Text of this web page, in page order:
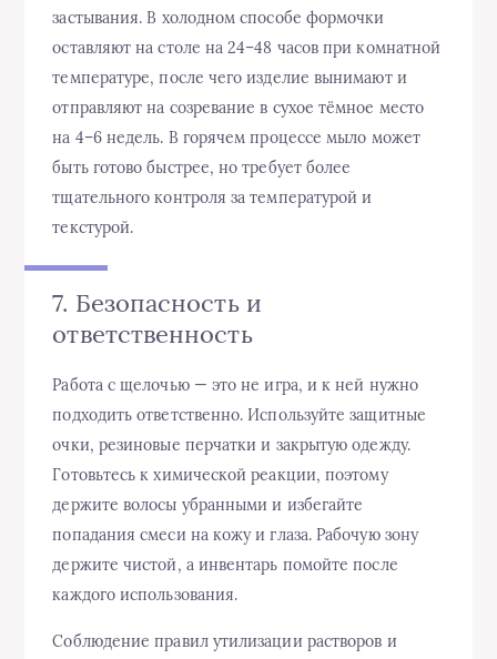
застывания. В холодном способе формочки
оставляют на столе на 24–48 часов при комнатной
температуре, после чего изделие вынимают и
отправляют на созревание в сухое тёмное место
на 4–6 недель. В горячем процессе мыло может
быть готово быстрее, но требует более
тщательного контроля за температурой и
текстурой.
7. Безопасность и
ответственность
Работа с щелочью — это не игра, и к ней нужно
подходить ответственно. Используйте защитные
очки, резиновые перчатки и закрытую одежду.
Готовьтесь к химической реакции, поэтому
держите волосы убранными и избегайте
попадания смеси на кожу и глаза. Рабочую зону
держите чистой, а инвентарь помойте после
каждого использования.
Соблюдение правил утилизации растворов и